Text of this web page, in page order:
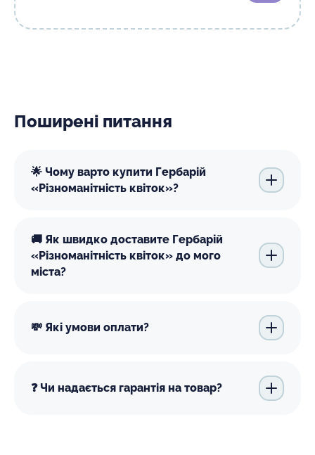
Поширені питання
🌟 Чому варто купити Гербарій
«Різноманітність квіток»?
🚚 Як швидко доставите Гербарій
«Різноманітність квіток» до мого
міста?
💸 Які умови оплати?
❓ Чи надається гарантія на товар?